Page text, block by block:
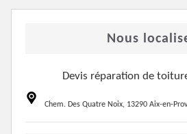
Nous
Devis réparation de
Chem. Des Quatre Noix, 13290 Aix-en-